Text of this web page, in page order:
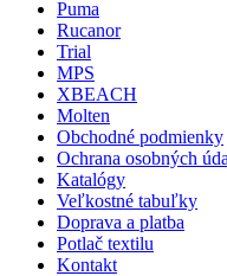
Puma
Rucanor
Trial
MPS
XBEACH
Molten
Obchodné podmienky
Ochrana osobných
Katalógy
Veľkostné tabuľky
Doprava a platba
Potlač textilu
Kontakt